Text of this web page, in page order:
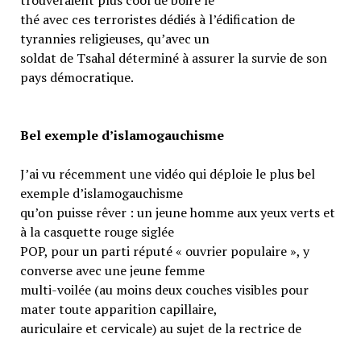
thé avec ces terroristes dédiés à l’édification de
tyrannies religieuses, qu’avec un
soldat de Tsahal déterminé à assurer la survie de son
pays démocratique.
Bel exemple d’islamogauchisme
J’ai vu récemment une vidéo qui déploie le plus bel
exemple d’islamogauchisme
qu’on puisse rêver : un jeune homme aux yeux verts et
à la casquette rouge siglée
POP, pour un parti réputé « ouvrier populaire », y
converse avec une jeune femme
multi-voilée (au moins deux couches visibles pour
mater toute apparition capillaire,
auriculaire et cervicale) au sujet de la rectrice de